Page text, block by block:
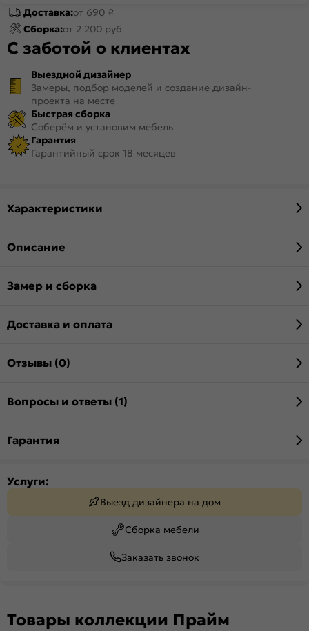
Доставка:от 690 ₽
Сборка:от 2 200 руб
С заботой о клиентах
Выездной дизайнер
Замеры, подбор моделей и создание дизайн-
проекта на месте
Быстрая сборка
Соберём и установим мебель
Гарантия
Гарантийный срок 18 месяцев
Характеристики
Описание
Замер и сборка
Доставка и оплата
Отзывы (0)
Вопросы и ответы (1)
Гарантия
Услуги:
Выезд дизайнера на дом
Сборка мебели
Заказать звонок
Товары коллекции Прайм